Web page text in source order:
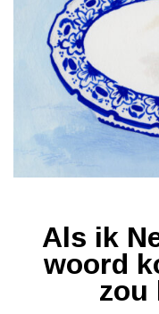
Als ik
woord
zou